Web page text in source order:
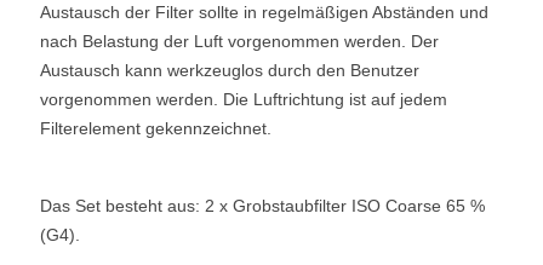
Austausch der Filter sollte in regelmäßigen Abständen und
nach Belastung der Luft vorgenommen werden. Der
Austausch kann werkzeuglos durch den Benutzer
vorgenommen werden. Die Luftrichtung ist auf jedem
Filterelement gekennzeichnet.
Das Set besteht aus: 2 x Grobstaubfilter ISO Coarse 65 %
(G4).